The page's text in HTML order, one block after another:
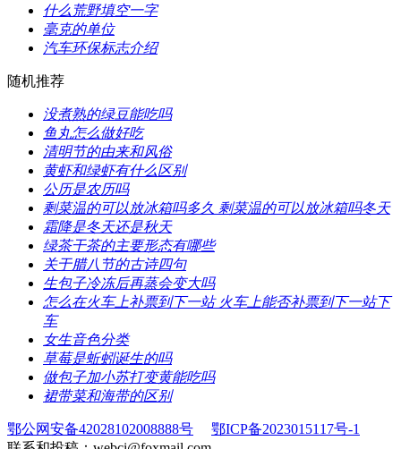
​什么荒野填空一字
​毫克的单位
​汽车环保标志介绍
随机推荐
​没煮熟的绿豆能吃吗
​鱼丸怎么做好吃
​清明节的由来和风俗
​黄虾和绿虾有什么区别
​公历是农历吗
​剩菜温的可以放冰箱吗多久 剩菜温的可以放冰箱吗冬天
​霜降是冬天还是秋天
​绿茶干茶的主要形态有哪些
​关于腊八节的古诗四句
​生包子冷冻后再蒸会变大吗
​怎么在火车上补票到下一站 火车上能否补票到下一站下
车
​女生音色分类
​草莓是蚯蚓诞生的吗
​做包子加小苏打变黄能吃吗
​裙带菜和海带的区别
鄂公网安备42028102008888号
鄂ICP备2023015117号-1